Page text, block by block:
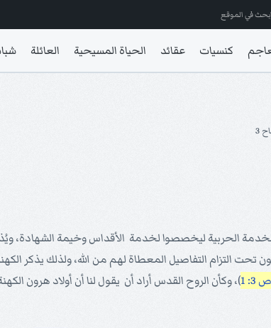
إبحث في الموقع
كنسيات عقائد الحياة المسيحية العائلة
3
الحربية ليخصصوا لخدمة الأقداس وخيمة الشهادة،
تحت التزام التفاصيل المعطاة لهم من الله، ولذلك
ص 3: 1
)، وكأن الروح القدس أراد أن يقول لنا أن أولاد هرون